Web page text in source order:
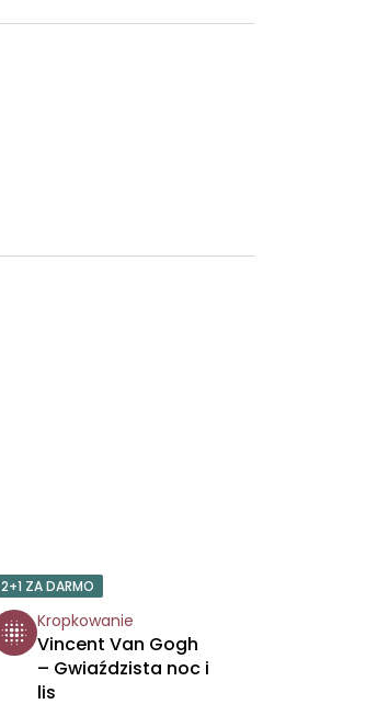
2+1 ZA DARMO
Kropkowanie
Vincent Van Gogh
– Gwiaździsta noc i
lis